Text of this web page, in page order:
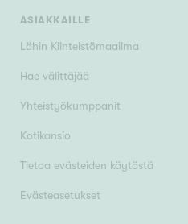
ASIAKKAILLE
Lähin Kiinteistömaailma
Hae välittäjää
Yhteistyökumppanit
Kotikansio
Tietoa evästeiden käytöstä
Evästeasetukset